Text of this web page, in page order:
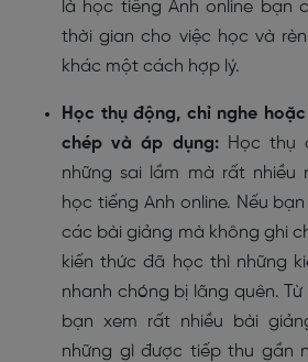
là học tiếng Anh online bạn
thời gian cho việc học và
khác một cách hợp lý.
Học thụ động, chỉ nghe
chép và áp dụng:
Học thụ
những sai lầm mà rất nhiều
học tiếng Anh online. Nếu
các bài giảng mà không ghi
kiến thức đã học thì những
nhanh chóng bị lãng quên.
bạn xem rất nhiều bài
những gì được tiếp thu gần